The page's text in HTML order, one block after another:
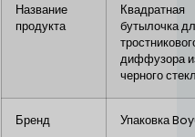
Название
продукта
Квадратная
бутылочка
диффузора
черного
Бренд Упаковка